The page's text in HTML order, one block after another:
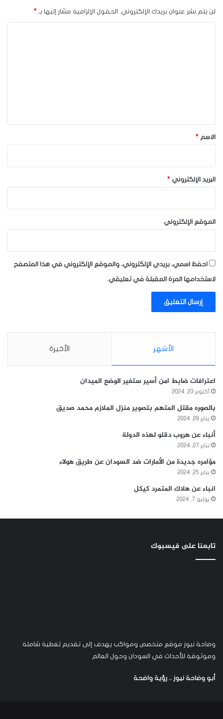
لن يتم نشر عنوان بريدك الإلكتروني. الحقول الإلزامية مشار إليها بـ *
*الاسم *
البريد الإلكتروني *
الموقع الإلكتروني
احفظ اسمي، بريدي الإلكتروني، والموقع الإلكتروني في هذا المتصفح
لاستخدامها المرة المقبلة في تعليقي.
الأشهر الأخيرة
اعترافات ضابط امن أسير ستغير الوضع الميدان
أكتوبر 23, 2024
بالصوره مقتل المتهم بتصوير منزل الملازم محمد صديق
يناير 29, 2024
أنباء عن هروب دقلو لهذه الدولة
يناير 27, 2024
مؤامره جديدة من الأمارات ضد السودان عن طريق هولاء
يناير 25, 2024
انباء عن هلاك المتمرد كيكل
يوليو 7, 2024
تابعنا على فيسبوك
وضاحة نيوز موقع متخصص ومواكب يهدف إلى تقديم تغطية شاملة
وموثوقة للأحداث في السودان وحول العالم
أبو وضاحة نيوز .. رؤية واضحة